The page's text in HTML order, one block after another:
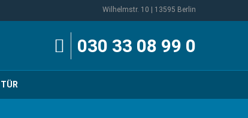
Wilhelmstr. 10 | 13595 Berlin
030 33 08 99 0
TÜR